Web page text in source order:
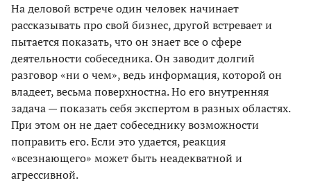
На деловой встрече один человек начинает
рассказывать про свой бизнес, другой встревает и
пытается показать, что он знает все о сфере
деятельности собеседника. Он заводит долгий
разговор «ни о чем», ведь информация, которой он
владеет, весьма поверхностна. Но его внутренняя
задача — показать себя экспертом в разных областях.
При этом он не дает собеседнику возможности
поправить его. Если это удается, реакция
«всезнающего» может быть неадекватной и
агрессивной.